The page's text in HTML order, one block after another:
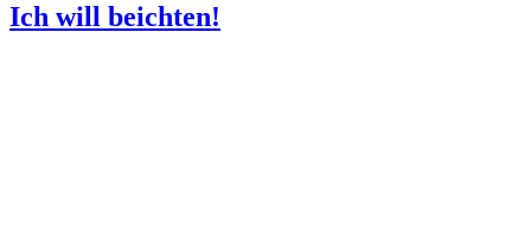
Ich will beichten!